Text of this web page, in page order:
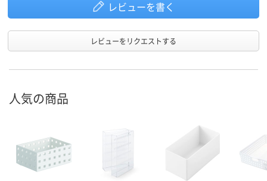
レビューを書く
レビューをリクエストする
人気の商品